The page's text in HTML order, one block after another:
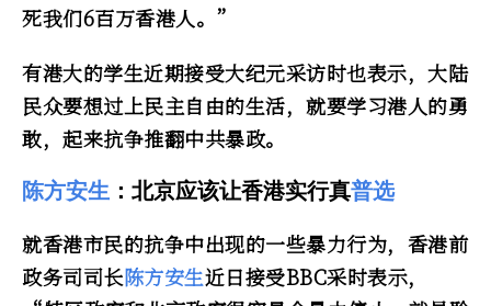
死我们6百万香港人。”
有港大的学生近期接受大纪元采访时也表示，大陆
民众要想过上民主自由的生活，就要学习港人的勇
敢，起来抗争推翻中共暴政。
陈方安生 ：北京应该让香港实行真普选
就香港市民的抗争中出现的一些暴力行为，香港前
政务司司长陈方安生近日接受BBC采时表示，